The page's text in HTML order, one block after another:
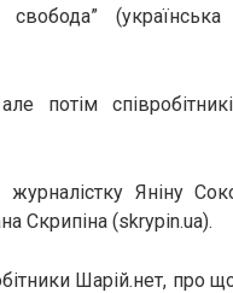
потім
Яніну
Скрипіна (skrypin.ua).
Шарій.нет, про